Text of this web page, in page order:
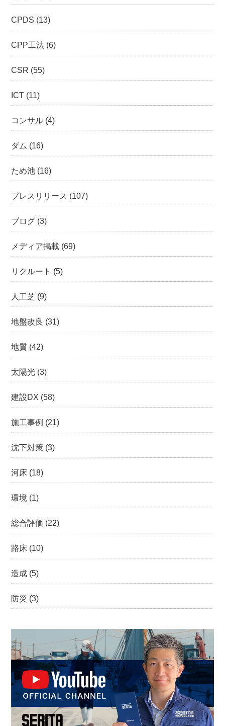
CPDS (13)
CPP工法 (6)
CSR (55)
ICT (11)
コンサル (4)
ダム (16)
ため池 (16)
プレスリリース (107)
ブログ (3)
メディア掲載 (69)
リクルート (5)
人工芝 (9)
地盤改良 (31)
地質 (42)
太陽光 (3)
建設DX (58)
施工事例 (21)
沈下対策 (3)
河床 (18)
環境 (1)
総合評価 (22)
路床 (10)
造成 (5)
防災 (3)